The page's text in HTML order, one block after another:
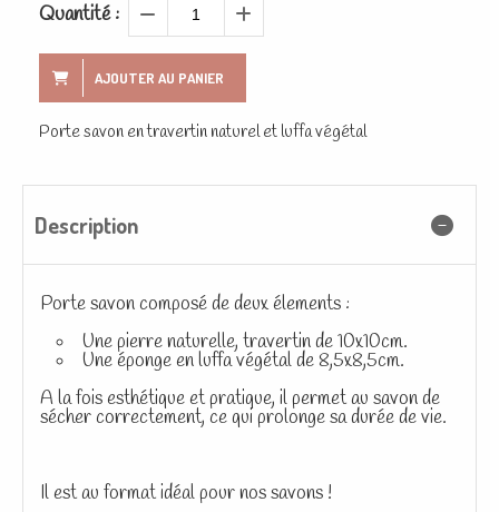
Quantité :
AJOUTER AU PANIER
Porte savon en travertin naturel et luffa végétal
Description
Porte savon composé de deux élements :
Une pierre naturelle, travertin de 10x10cm.
Une éponge en luffa végétal de 8,5x8,5cm.
A la fois esthétique et pratique, il permet au savon de
sécher correctement, ce qui prolonge sa durée de vie.
Il est au format idéal pour nos savons !